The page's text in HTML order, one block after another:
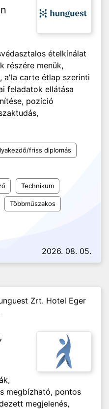
ételkínálat
részére menük,
a'la carte étlap szerinti
feladatok ellátása
pozíció
friss diplomás
Technikum
Többműszakos
2026. 08. 05.
Zrt. Hotel Eger
megbízható, pontos
megjelenés,